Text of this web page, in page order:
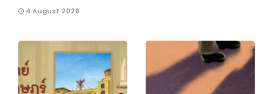
4 August 2026